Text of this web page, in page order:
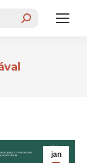
jan